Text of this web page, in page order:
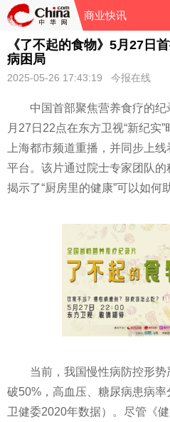
商业快讯
《了不起的食物》5月27日
病困局
2025-05-26 17:43:19 今报在线
中国首部聚焦营养食疗的
月27日22点在东方卫视“新纪实
上海都市频道重播，并同步上
平台。该片通过院士专家团队的
揭示了“厨房里的健康”可以如何
当前，我国慢性病防控形
破50%，高血压、糖尿病患病
卫健委2020年数据）。尽管《